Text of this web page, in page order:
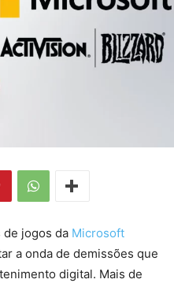
de jogos da Microsoft
a onda de demissões que
digital. Mais de